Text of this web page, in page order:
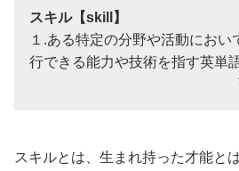
スキル【skill】
１.ある特定の分野や活動におい
行できる能力や技術を指す英単
スキルとは、生まれ持った才能と